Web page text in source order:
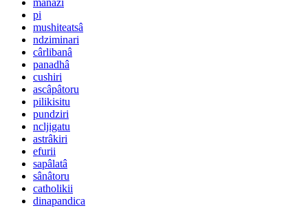
manazi
pi
mushiteatsâ
ndziminari
cârlibanâ
panadhâ
cushiri
ascâpâtoru
pilikisitu
pundziri
ncljigatu
astrâkiri
efurii
sapâlatâ
sânâtoru
catholikii
dinapandica